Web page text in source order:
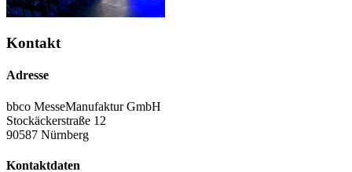
Kontakt
Adresse
bbco MesseManufaktur GmbH
Stockäckerstraße 12
90587 Nürnberg
Kontaktdaten